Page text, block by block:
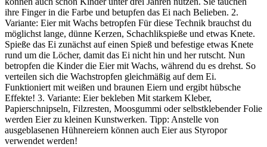
ihre Finger in die Farbe und betupfen das Ei nach Belieben. 2.
Variante: Eier mit Wachs betropfen Für diese Technik brauchst du
möglichst lange, dünne Kerzen, Schachlikspieße und etwas Knete.
Spieße das Ei zunächst auf einen Spieß und befestige etwas Knete
rund um die Löcher, damit das Ei nicht hin und her rutscht. Nun
betropfen die Kinder die Eier mit Wachs, während du es drehst. So
verteilen sich die Wachstropfen gleichmäßig auf dem Ei.
Funktioniert mit weißen und braunen Eiern und ergibt hübsche
Effekte! 3. Variante: Eier bekleben Mit starkem Kleber,
Papierschnipseln, Filzresten, Moosgummi oder selbstklebender Folie
werden Eier zu kleinen Kunstwerken. Tipp: Anstelle von
ausgeblasenen Hühnereiern können auch Eier aus Styropor
verwendet werden!